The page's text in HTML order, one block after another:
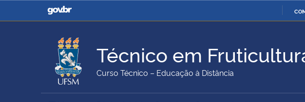
Casa Civil
Ministério da Justiça e
Ministério da Defesa
Ministério da Agricultura,
Pecuária e Abastecimento
Ministério da Educação Ministério da Cidadania
Técnico em
Curso Técnico – Educação à Distância